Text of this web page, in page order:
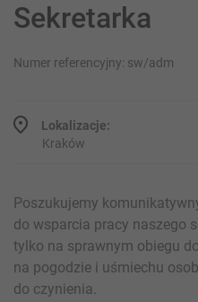
Sekretarka
Numer referencyjny: sw/adm
Lokalizacje:
Kraków
Poszukujemy
do wsparcia pracy naszego
tylko na sprawnym obiegu
na pogodzie i uśmiechu
do czynienia.